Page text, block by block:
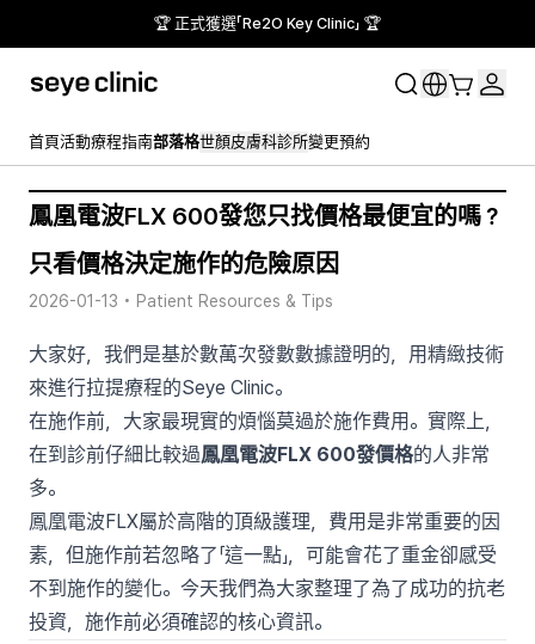
🏆 正式獲選「Re2O Key Clinic」 🏆
首頁活動療程指南部落格世顏皮膚科診所變更預約
鳳凰電波FLX 600發您只找價格最便宜的嗎？
只看價格決定施作的危險原因
2026-01-13 • Patient Resources & Tips
大家好，我們是基於數萬次發數數據證明的，用精緻技術
來進行拉提療程的Seye Clinic。
在施作前，大家最現實的煩惱莫過於施作費用。實際上，
在到診前仔細比較過鳳凰電波FLX 600發價格的人非常
多。
鳳凰電波FLX屬於高階的頂級護理，費用是非常重要的因
素，但施作前若忽略了「這一點」，可能會花了重金卻感受
不到施作的變化。今天我們為大家整理了為了成功的抗老
投資，施作前必須確認的核心資訊。